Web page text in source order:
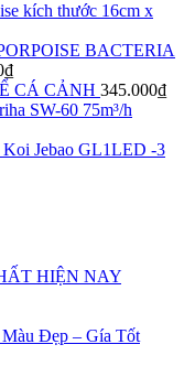
kích thước 16cm x
BACTERIA
₫
CÁ CẢNH 345.000₫
SW-60 75m³/h
Jebao GL1LED -3
HIỆN NAY
Đẹp – Gía Tốt